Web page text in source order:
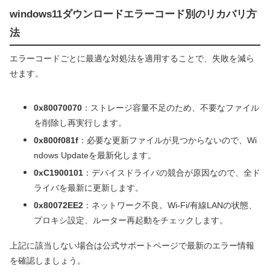
windows11ダウンロードエラーコード別のリカバリ方
法
エラーコードごとに最適な対処法を適用することで、失敗を減ら
せます。
0x80070070 ：ストレージ容量不足のため、不要なファイル
を削除し再実行します。
0x800f081f ：必要な更新ファイルが見つからないので、Wi
ndows Updateを最新化します。
0xC1900101 ：デバイスドライバの競合が原因なので、全ド
ライバを最新に更新します。
0x80072EE2 ：ネットワーク不良。Wi-Fi/有線LANの状態、
プロキシ設定、ルーター再起動をチェックします。
上記に該当しない場合は公式サポートページで最新のエラー情報
を確認しましょう。